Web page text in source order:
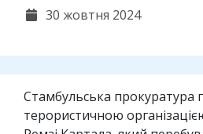
30 жовтня 2024
Стамбульська прокуратура
терористичною